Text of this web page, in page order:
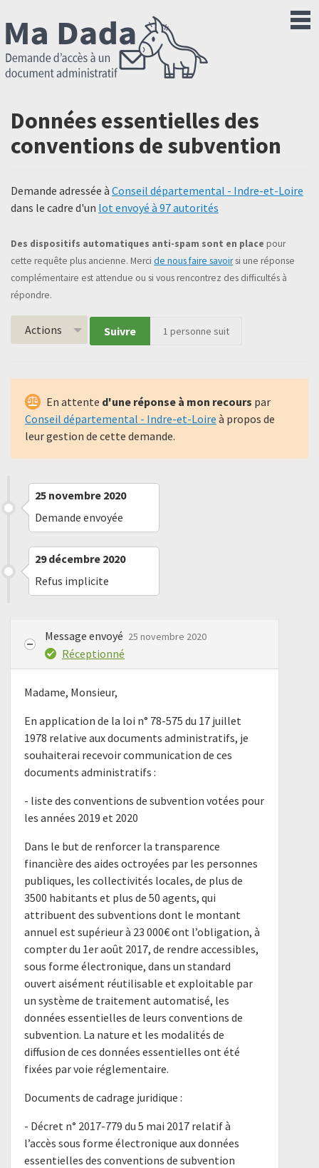
Données essentielles des
conventions de subvention
Demande adressée à Conseil départemental - Indre-et-Loire
dans le cadre d'un lot envoyé à 97 autorités
Des dispositifs automatiques anti-spam sont en place pour
cette requête plus ancienne. Merci de nous faire savoirsi une réponse
complémentaire est attendue ou si vous rencontrez des difficultés à
répondre.
Actions Suivre 1 personne suit
En attente d'une réponse à mon recours par
Conseil départemental - Indre-et-Loire à propos de
leur gestion de cette demande.
25 novembre 2020
Demande envoyée
29 décembre 2020
Refus implicite
Message envoyé 25 novembre 2020
Réceptionné
Madame, Monsieur,
En application de la loi n° 78-575 du 17 juillet
1978 relative aux documents administratifs, je
souhaiterai recevoir communication de ces
documents administratifs :
- liste des conventions de subvention votées pour
les années 2019 et 2020
Dans le but de renforcer la transparence
financière des aides octroyées par les personnes
publiques, les collectivités locales, de plus de
3500 habitants et plus de 50 agents, qui
attribuent des subventions dont le montant
annuel est supérieur à 23 000€ ont l’obligation, à
compter du 1er août 2017, de rendre accessibles,
sous forme électronique, dans un standard
ouvert aisément réutilisable et exploitable par
un système de traitement automatisé, les
données essentielles de leurs conventions de
subvention. La nature et les modalités de
diffusion de ces données essentielles ont été
fixées par voie réglementaire.
Documents de cadrage juridique :
- ​Décret n° 2017-779 du 5 mai 2017 relatif à
l’accès sous forme électronique aux données
essentielles des conventions de subvention​